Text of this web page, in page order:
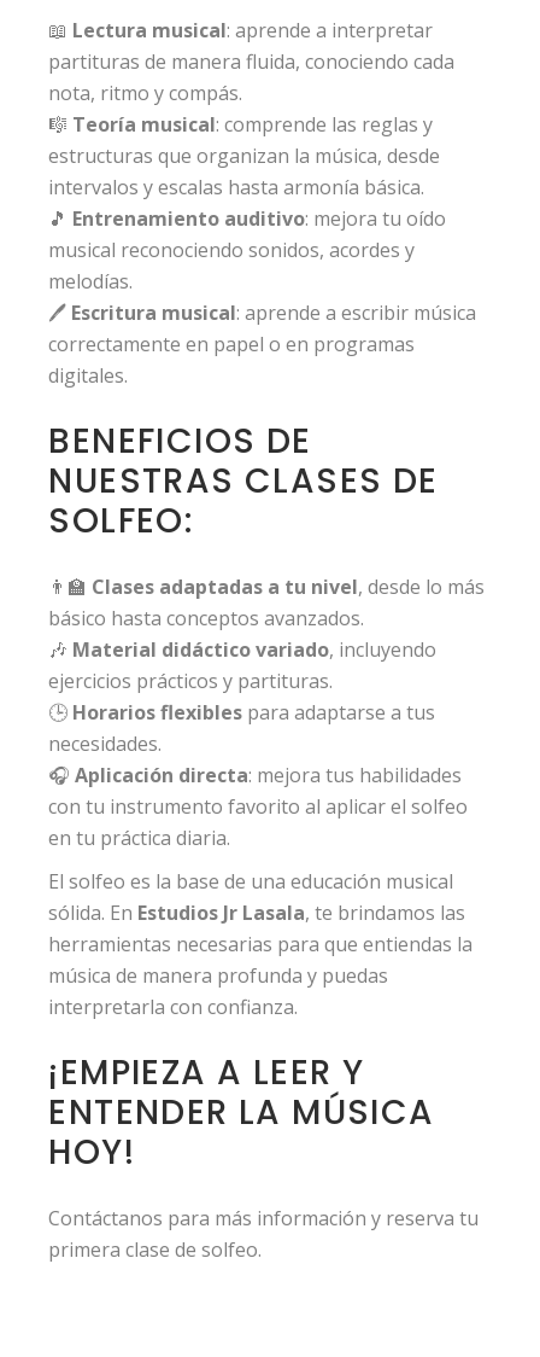
📖 Lectura musical: aprende a interpretar
partituras de manera fluida, conociendo cada
nota, ritmo y compás.
🎼 Teoría musical: comprende las reglas y
estructuras que organizan la música, desde
intervalos y escalas hasta armonía básica.
🎵 Entrenamiento auditivo: mejora tu oído
musical reconociendo sonidos, acordes y
melodías.
🖊️ Escritura musical: aprende a escribir música
correctamente en papel o en programas
digitales.
BENEFICIOS DE
NUESTRAS CLASES DE
SOLFEO:
👨‍🏫 Clases adaptadas a tu nivel, desde lo más
básico hasta conceptos avanzados.
🎶 Material didáctico variado, incluyendo
ejercicios prácticos y partituras.
🕒 Horarios flexibles para adaptarse a tus
necesidades.
🎧Aplicación directa: mejora tus habilidades
con tu instrumento favorito al aplicar el solfeo
en tu práctica diaria.
El solfeo es la base de una educación musical
sólida. En Estudios Jr Lasala, te brindamos las
herramientas necesarias para que entiendas la
música de manera profunda y puedas
interpretarla con confianza.
¡EMPIEZA A LEER Y
ENTENDER LA MÚSICA
HOY!
Contáctanos para más información y reserva tu
primera clase de solfeo.